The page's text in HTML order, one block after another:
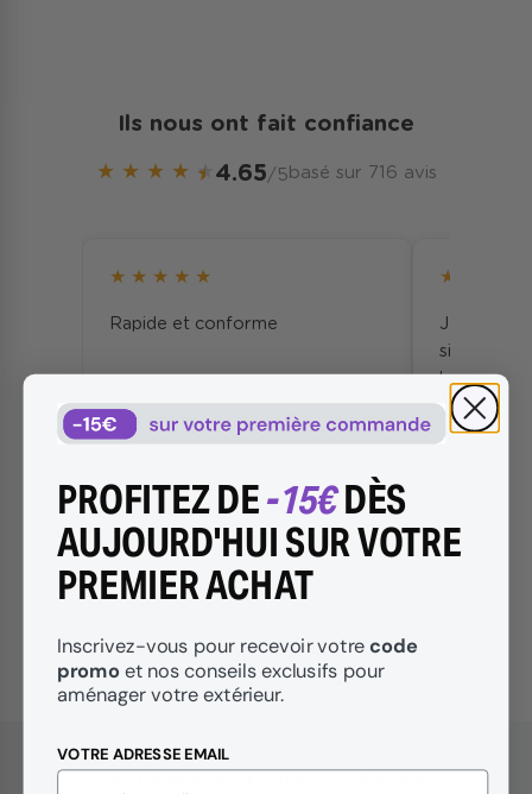
Ils nous ont fait confiance
★ ★ ★ ★ ★ 4.65/5 basé sur 716 avis
★ ★ ★ ★ ★
Rapide et conforme
H. C. 17 septembre 2024
★
Je donne
site
la livraison
toujours
›
Voir tous les avis (716)
PROFITEZ DE-15€DÈS
AUJOURD'HUI SUR VOTRE
PREMIER ACHAT
Inscrivez-vous pour recevoir votrecode
promo et nos conseils exclusifs pour
aménager votre extérieur.
VOTRE ADRESSE EMAIL